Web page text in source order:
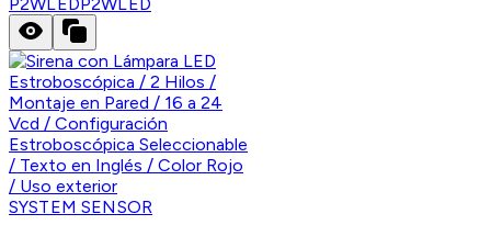
SYSTEM SENSOR